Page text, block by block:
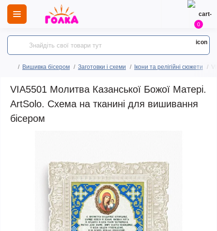
0
Вишивка бісером Заготовки і схеми Ікони та релігійні сюжети
VIA5501 Молитва Казанської Божої Матері.
ArtSolo. Схема на тканині для вишивання
бісером